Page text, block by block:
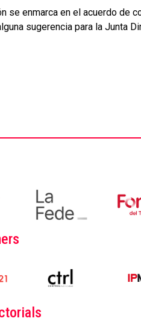
enmarca en el acuerdo de
sugerencia para la Junta